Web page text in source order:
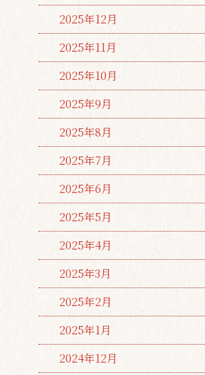
2025年12月
2025年11月
2025年10月
2025年9月
2025年8月
2025年7月
2025年6月
2025年5月
2025年4月
2025年3月
2025年2月
2025年1月
2024年12月